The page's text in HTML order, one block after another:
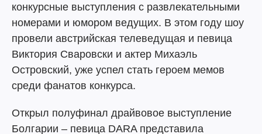
конкурсные выступления с развлекательными
номерами и юмором ведущих. В этом году шоу
провели австрийская телеведущая и певица
Виктория Сваровски и актер Михаэль
Островский, уже успел стать героем мемов
среди фанатов конкурса.
Открыл полуфинал драйвовое выступление
Болгарии – певица DARA представила